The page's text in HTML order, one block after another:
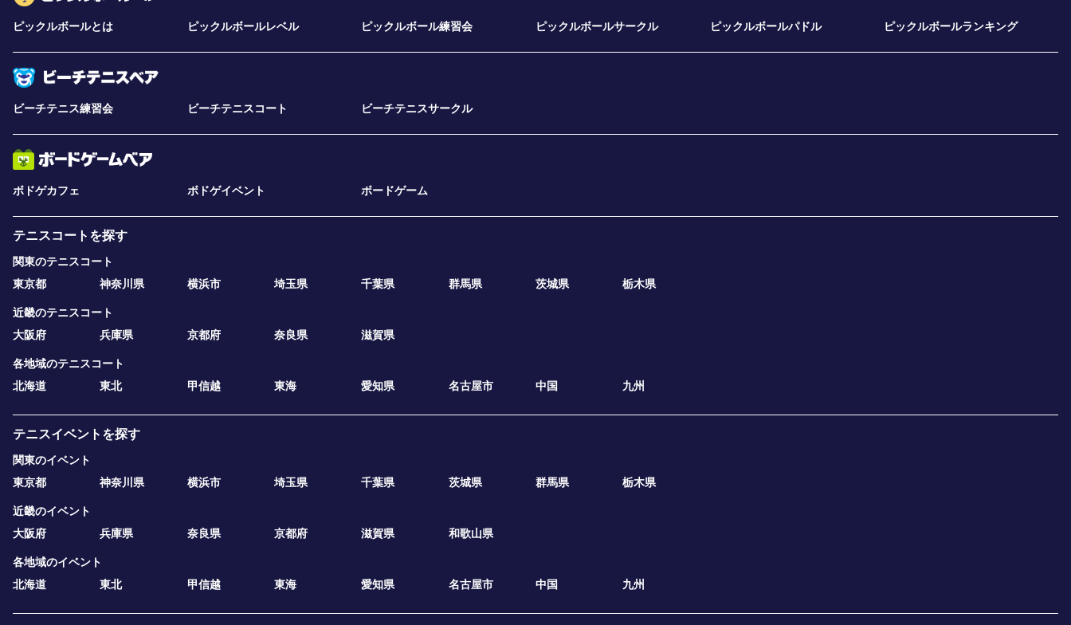
ピックルボールとは ピックルボールレベル ピックルボール練習会 ピックルボールサークル ピックルボールパドル ピックルボールランキング
ビーチテニス練習会 ビーチテニスコート ビーチテニスサークル
ボドゲカフェ ボドゲイベント ボードゲーム
テニスコートを探す
関東のテニスコート
東京都
神奈川県 横浜市 埼玉県 千葉県 群馬県 茨城県 栃木県
近畿のテニスコート
大阪府
兵庫県 京都府 奈良県 滋賀県
各地域のテニスコート
北海道
東北 甲信越 東海 愛知県 名古屋市 中国 九州
テニスイベントを探す
関東のイベント
東京都
神奈川県 横浜市 埼玉県 千葉県 茨城県 群馬県 栃木県
近畿のイベント
大阪府
兵庫県 奈良県 京都府 滋賀県 和歌山県
各地域のイベント
北海道
東北 甲信越 東海 愛知県 名古屋市 中国 九州